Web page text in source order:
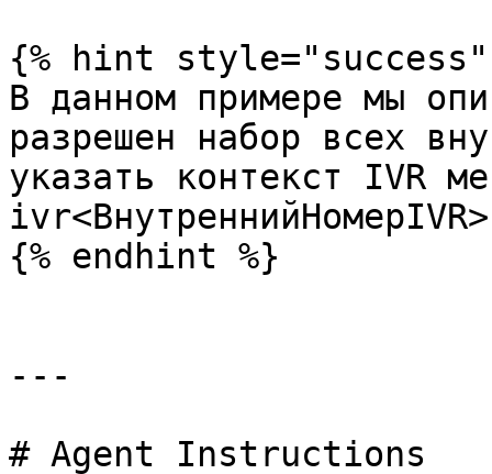
{% hint style="success"
В данном примере мы
разрешен набор всех
указать контекст IVR
ivr<ВнутреннийНомерIVR>
{% endhint %}
---
# Agent Instructions